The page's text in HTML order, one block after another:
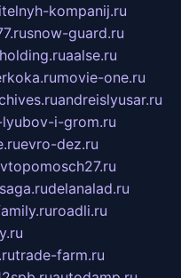
kompanij.ru
snow-guard.ru
aalse.ru
movie-one.ru
andreislyusar.ru
i-grom.ru
evro-dez.ru
delanalad.ru
roadli.ru
trade-farm.ru